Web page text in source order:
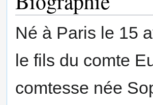
Né à Paris le 15
le fils du comte
comtesse née